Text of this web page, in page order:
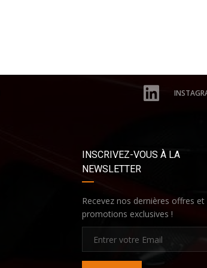
INSCRIVEZ-VOUS À LA
NEWSLETTER
Recevez nos dernières offres et
promotions exclusives !